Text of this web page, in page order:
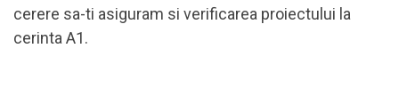
cerere sa-ti asiguram si verificarea proiectului la
cerinta A1.